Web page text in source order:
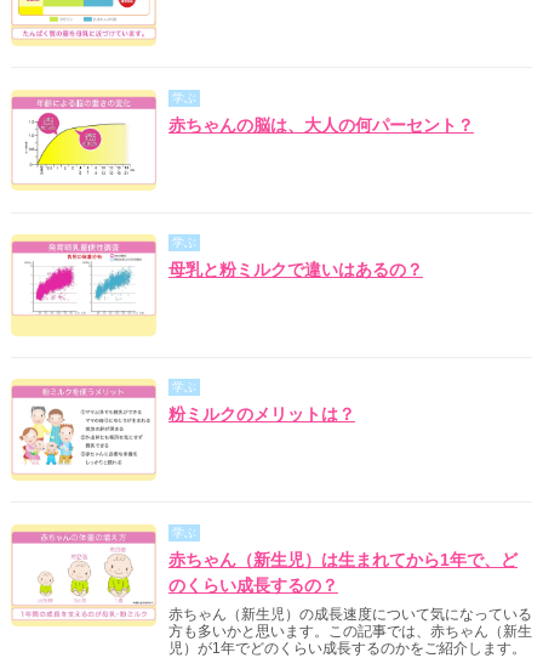
学ぶ
赤ちゃんの脳は、大人の何パーセント？
学ぶ
母乳と粉ミルクで違いはあるの？
学ぶ
粉ミルクのメリットは？
学ぶ
赤ちゃん（新生児）は生まれてから1年で、ど
のくらい成長するの？
赤ちゃん（新生児）の成長速度について気になっている
方も多いかと思います。この記事では、赤ちゃん（新生
児）が1年でどのくらい成長するのかをご紹介します。